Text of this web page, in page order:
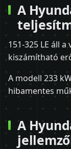
A
151-325 LE áll
kiszámítható
A modell 233
hibamentes
A